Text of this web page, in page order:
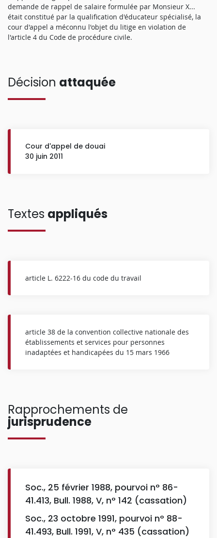
demande de rappel de salaire formulée par Monsieur X...
était constitué par la qualification d'éducateur spécialisé, la
cour d'appel a méconnu l'objet du litige en violation de
l'article 4 du Code de procédure civile.
Décision attaquée
Cour d'appel de douai
30 juin 2011
Textes appliqués
article L. 6222-16 du code du travail
article 38 de la convention collective nationale des
établissements et services pour personnes
inadaptées et handicapées du 15 mars 1966
Rapprochements de
jurisprudence
Soc., 25 février 1988, pourvoi n° 86-
41.413, Bull. 1988, V, n° 142 (cassation)
Soc., 23 octobre 1991, pourvoi n° 88-
41.493, Bull. 1991, V, n° 435 (cassation)